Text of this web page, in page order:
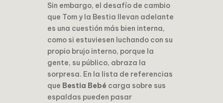
Sin embargo, el desafío de cambio
que Tom y la Bestia llevan adelante
es una cuestión más bien interna,
como si estuviesen luchando con su
propio brujo interno, porque la
gente, su público, abraza la
sorpresa. En la lista de referencias
que Bestia Bebé carga sobre sus
espaldas pueden pasar